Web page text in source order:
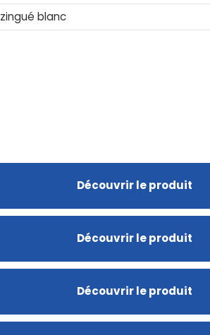
zingué blanc
Découvrir le produit
Découvrir le produit
Découvrir le produit